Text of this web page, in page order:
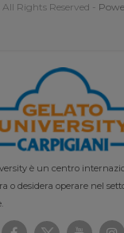
Rights Reserved -
è un centro
o desidera operare nel